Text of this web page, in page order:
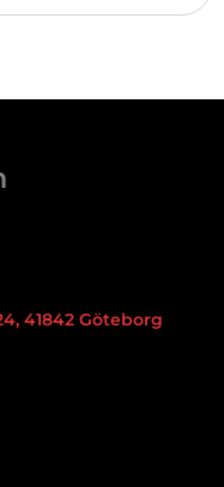
41842 Göteborg